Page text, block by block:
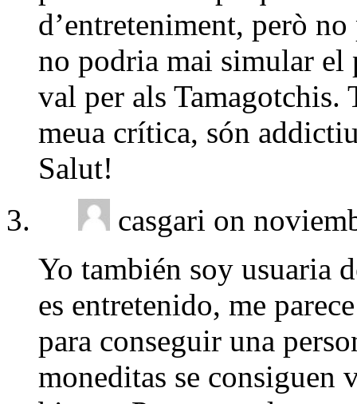
d’entreteniment, però
no podria mai simular el
val per als Tamagotchis.
meua crítica, són
Salut!
casgari on
Yo también soy usuaria
es entretenido, me
para conseguir una
moneditas se consiguen